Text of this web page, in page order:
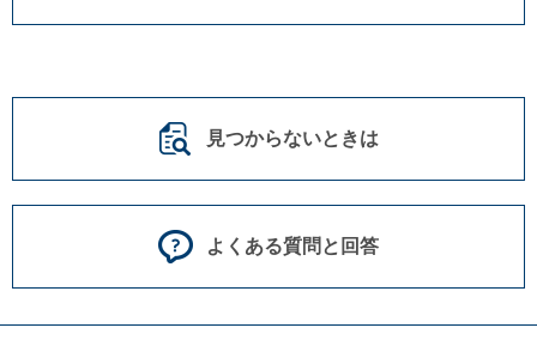
見つからないときは
よくある質問と回答